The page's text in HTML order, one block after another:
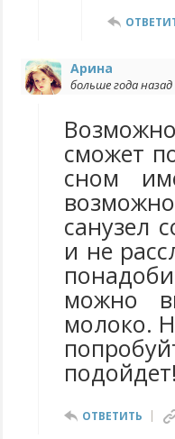
Арина
больше года назад
сможет
сном
санузел
и не
можно
молоко.
подойдет!
ОТВЕТИТЬ